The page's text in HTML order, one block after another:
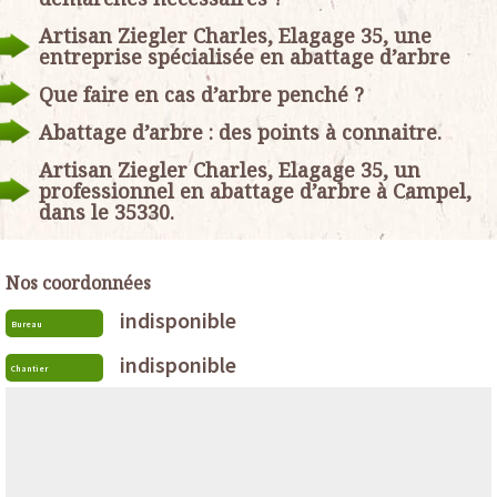
Artisan Ziegler Charles, Elagage 35, une
entreprise spécialisée en abattage d’arbre
Que faire en cas d’arbre penché ?
Abattage d’arbre : des points à connaitre.
Artisan Ziegler Charles, Elagage 35, un
professionnel en abattage d’arbre à Campel,
dans le 35330.
Nos coordonnées
Bureau indisponible
Chantier indisponible